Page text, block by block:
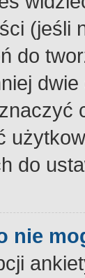
(jeśli
do
do
nie